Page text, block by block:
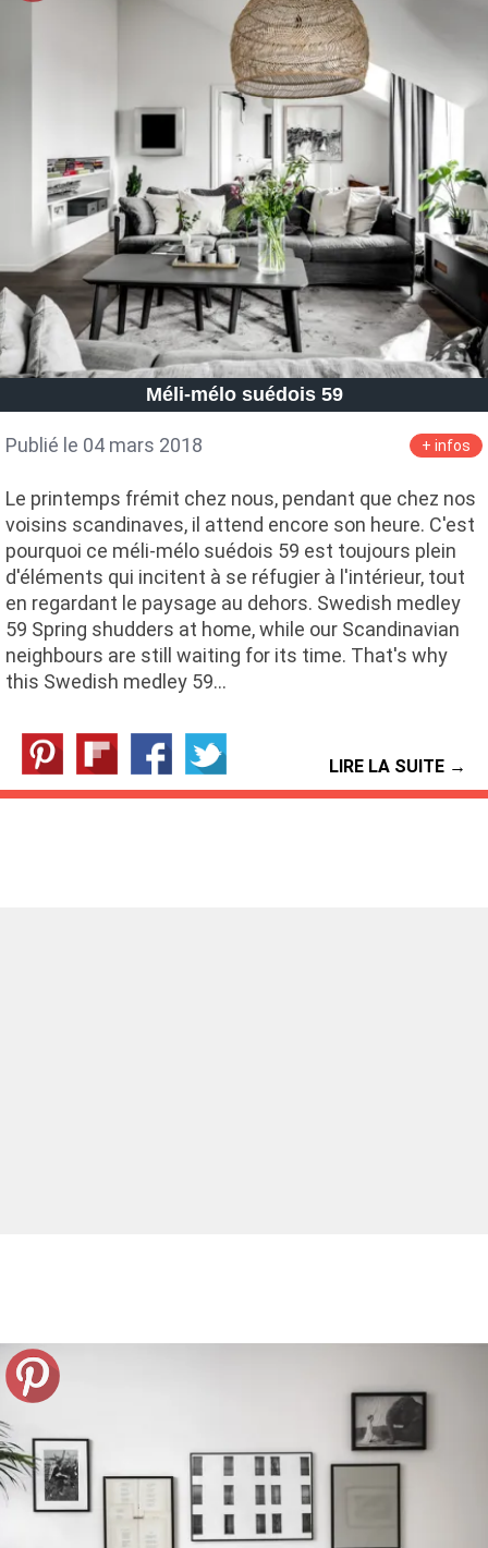
Méli-mélo suédois 59
Publié le 04 mars 2018 + infos
Le printemps frémit chez nous, pendant que chez nos
voisins scandinaves, il attend encore son heure. C'est
pourquoi ce méli-mélo suédois 59 est toujours plein
d'éléments qui incitent à se réfugier à l'intérieur, tout
en regardant le paysage au dehors. Swedish medley
59 Spring shudders at home, while our Scandinavian
neighbours are still waiting for its time. That's why
this Swedish medley 59…
LIRE LA SUITE →